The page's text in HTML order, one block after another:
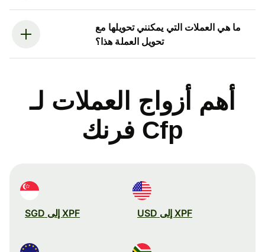
ما هي العملات التي يمكنني تحويلها مع
تحويل العملة هذا؟
أهم أزواج العملات لـ
Cfp فرنك
XPF إلى USD XPF إلى SGD